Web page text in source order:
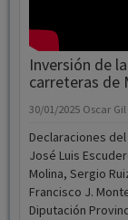
Inversión de
carreteras de
30/01/2025 Oscar Gil
Declaraciones
José Luis
Molina, Sergio
Francisco J.
Diputación